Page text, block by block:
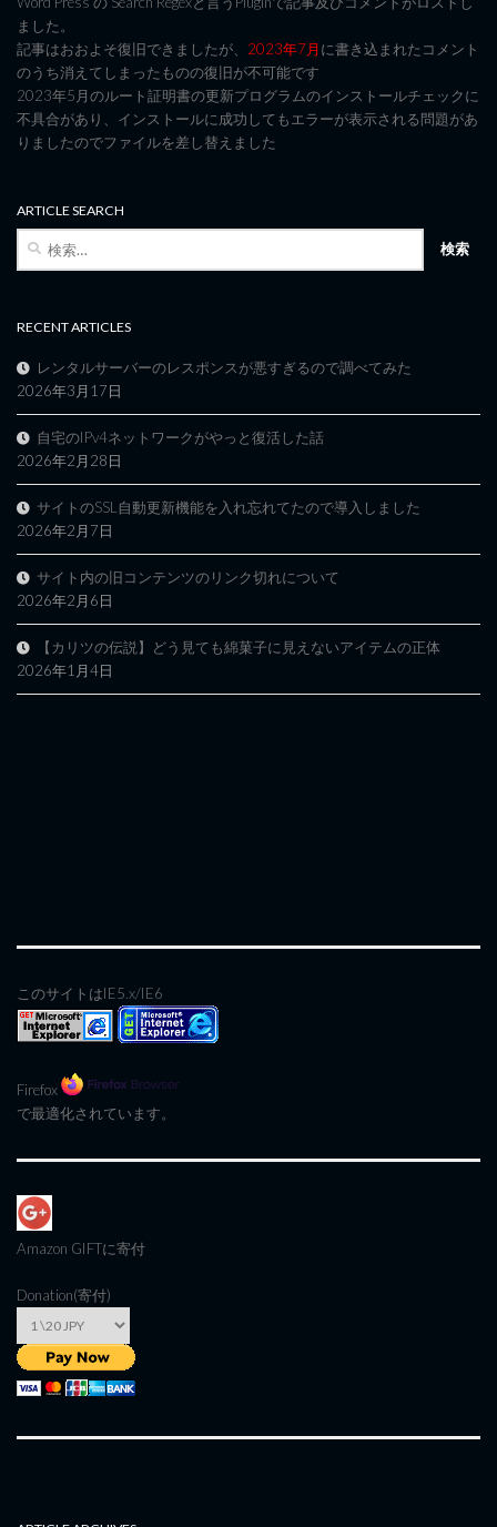
ました。
記事はおおよそ復旧できましたが、 2023年7月に書き込まれたコメント
のうち消えてしまったものの復旧が不可能です
2023年5月のルート証明書の更新プログラムのインストールチェックに
不具合があり、インストールに成功してもエラーが表示される問題があ
りましたのでファイルを差し替えました
ARTICLE SEARCH
RECENT ARTICLES
レンタルサーバーのレスポンスが悪すぎるので調べてみた
2026年3月17日
自宅のIPv4ネットワークがやっと復活した話
2026年2月28日
サイトのSSL自動更新機能を入れ忘れてたので導入しました
2026年2月7日
サイト内の旧コンテンツのリンク切れについて
2026年2月6日
【カリツの伝説】どう見ても綿菓子に見えないアイテムの正体
2026年1月4日
このサイトはIE5.x/IE6
Firefox
で最適化されています。
Amazon GIFTに寄付
Donation(寄付)